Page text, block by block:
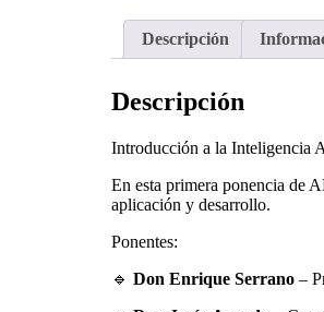
Descripción
Descripción
Introducción a la Inteligencia
En esta primera ponencia de
aplicación y desarrollo.
Ponentes:
🔹 Don Enrique Serrano –